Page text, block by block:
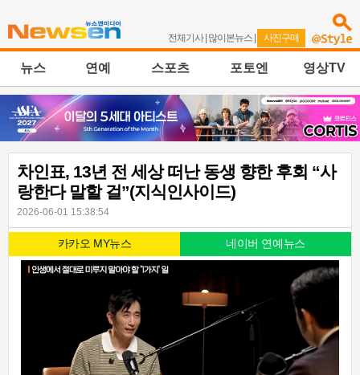
전체기사| 많이본뉴스 | 사진구매
뉴스 연예 스포츠 포토엔 영상TV
차인표, 13년 전 세상 떠난 동생 향한 후회 “사
랑한다 말할 걸”(지식인사이드)
2026-06-01 15:38:54
카카오 MY뉴스 네이버 연예뉴스